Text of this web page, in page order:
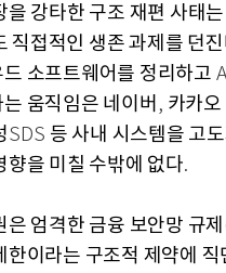
을 강타한 구조 재편 사태
직접적인 생존 과제를 던
소프트웨어를 정리하고
움직임은 네이버 , 카카오
SDS 등 사내 시스템을 고도
향을 미칠 수밖에 없다.
엄격한 금융 보안망 규제
한이라는 구조적 제약에 직